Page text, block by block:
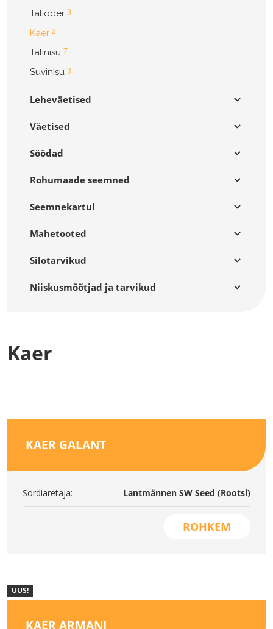
Talioder 3
Kaer 2
Talinisu 7
Suvinisu 3
Leheväetised
Väetised
Söödad
Rohumaade seemned
Seemnekartul
Mahetooted
Silotarvikud
Niiskusmõõtjad ja tarvikud
Kaer
KAER GALANT
Sordiaretaja: Lantmännen SW Seed (Rootsi)
ROHKEM
UUS!
KAER ARMANI